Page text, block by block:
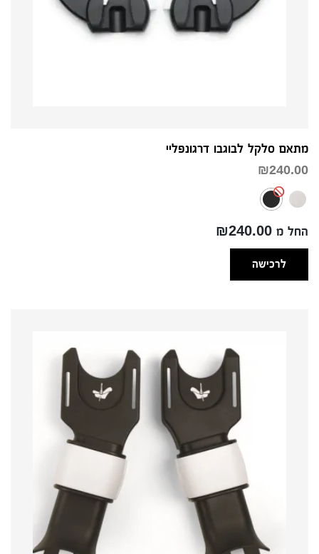
מתאם סלקל לבוגבו דרגונפליי
₪240.00
החל מ ₪240.00
לרכישה